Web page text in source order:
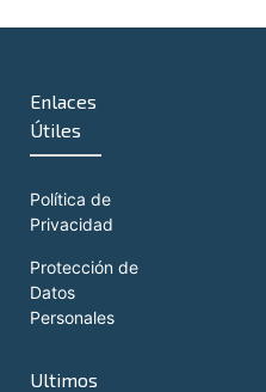
Enlaces
Útiles
Política de
Privacidad
Protección de
Datos
Personales
Ultimos